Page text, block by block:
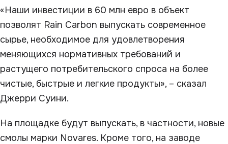
«Наши инвестиции в 60 млн евро в объект
позволят Rain Carbon выпускать современное
сырье, необходимое для удовлетворения
меняющихся нормативных требований и
растущего потребительского спроса на более
чистые, быстрые и легкие продукты», – сказал
Джерри Суини.
На площадке будут выпускать, в частности, новые
смолы марки Novares. Кроме того, на заводе